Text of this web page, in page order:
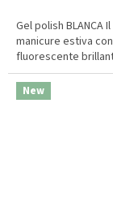
Gel polish BLANCA
manicure estiva
fluorescente
New